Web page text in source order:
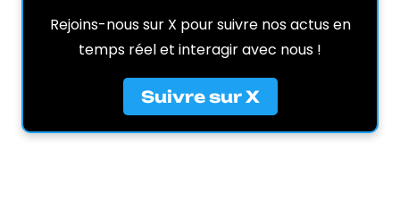
Rejoins-nous sur X pour suivre nos actus en
temps réel et interagir avec nous !
Suivre sur X